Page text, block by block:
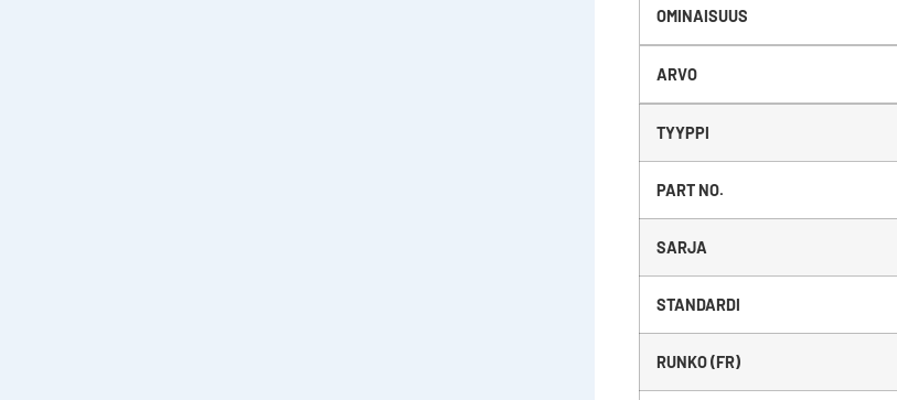
OMINAISUUS
ARVO
TYYPPI
PART NO.
SARJA
STANDARDI
RUNKO (FR)